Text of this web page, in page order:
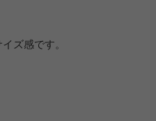
ズ感です。